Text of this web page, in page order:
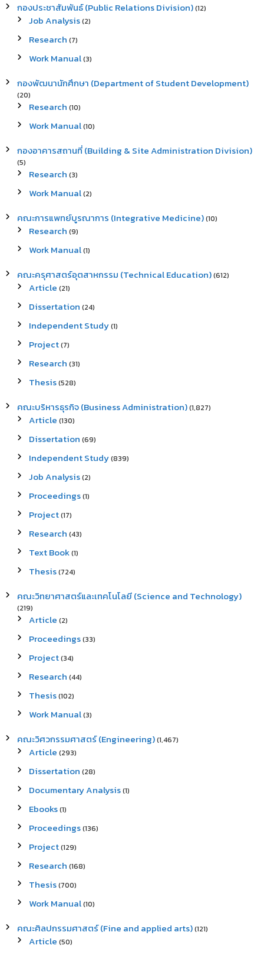
กองประชาสัมพันธ์ (Public Relations Division)(12)
Job Analysis(2)
Research (7)
Work Manual(3)
กองพัฒนานักศึกษา (Department of Student Development)
(20)
Research (10)
Work Manual(10)
กองอาคารสถานที่ (Building & Site Administration Division)
(5)
Research (3)
Work Manual(2)
คณะการแพทย์บูรณาการ (Integrative Medicine)(10)
Research (9)
Work Manual(1)
คณะครุศาสตร์อุตสาหกรรม (Technical Education)(612)
Article (21)
Dissertation (24)
Independent Study(1)
Project(7)
Research (31)
Thesis(528)
คณะบริหารธุรกิจ (Business Administration)(1,827)
Article (130)
Dissertation (69)
Independent Study(839)
Job Analysis(2)
Proceedings(1)
Project(17)
Research (43)
Text Book(1)
Thesis(724)
คณะวิทยาศาสตร์และเทคโนโลยี (Science and Technology)
(219)
Article (2)
Proceedings(33)
Project(34)
Research (44)
Thesis(102)
Work Manual(3)
คณะวิศวกรรมศาสตร์ (Engineering)(1,467)
Article (293)
Dissertation (28)
Documentary Analysis(1)
Ebooks(1)
Proceedings(136)
Project(129)
Research (168)
Thesis(700)
Work Manual(10)
คณะศิลปกรรมศาสตร์ (Fine and applied arts)(121)
Article (50)